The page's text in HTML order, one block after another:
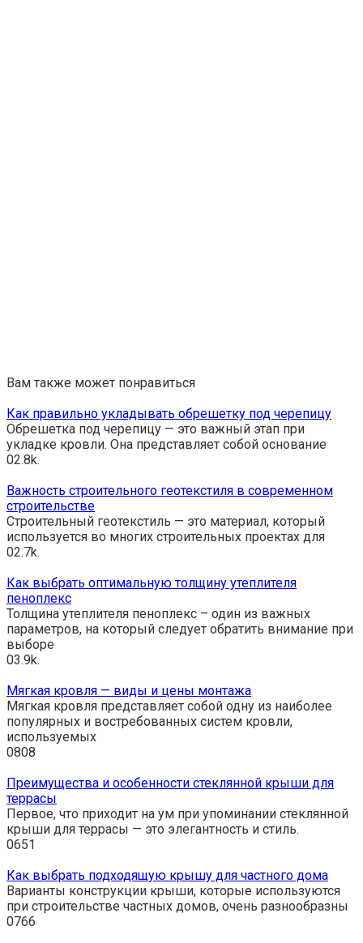
Вам также может понравиться
Как правильно укладывать обрешетку под черепицу
Обрешетка под черепицу — это важный этап при
укладке кровли. Она представляет собой основание
02.8k.
Важность строительного геотекстиля в современном
строительстве
Строительный геотекстиль — это материал, который
используется во многих строительных проектах для
02.7k.
Как выбрать оптимальную толщину утеплителя
пеноплекс
Толщина утеплителя пеноплекс – один из важных
параметров, на который следует обратить внимание при
выборе
03.9k.
Мягкая кровля — виды и цены монтажа
Мягкая кровля представляет собой одну из наиболее
популярных и востребованных систем кровли,
используемых
0808
Преимущества и особенности стеклянной крыши для
террасы
Первое, что приходит на ум при упоминании стеклянной
крыши для террасы — это элегантность и стиль.
0651
Как выбрать подходящую крышу для частного дома
Варианты конструкции крыши, которые используются
при строительстве частных домов, очень разнообразны
0766